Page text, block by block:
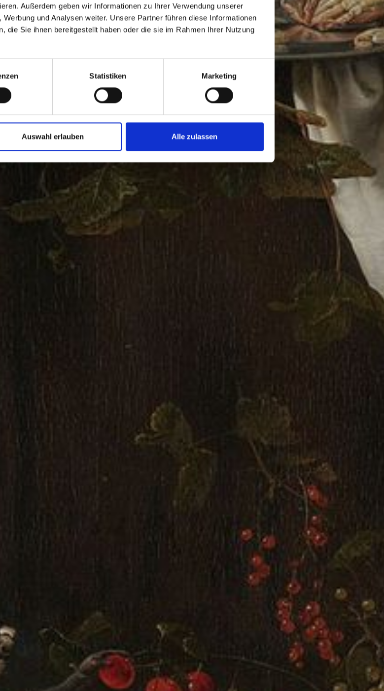
Außerdem geben wir Informationen zu Ihrer Verwendung unserer
und Analysen weiter. Unsere Partner führen diese Informationen
die Sie ihnen bereitgestellt haben oder die sie im Rahmen Ihrer Nutzung
Statistiken Marketing
Auswahl erlauben Alle zulassen